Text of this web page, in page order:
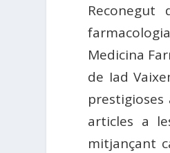
Medicina
de Iad
articles a
mitjançant